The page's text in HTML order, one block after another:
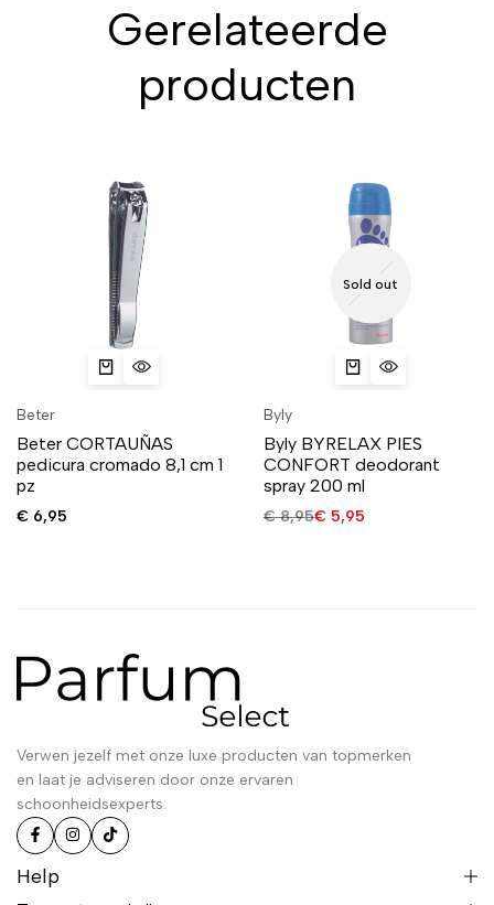
Gerelateerde
producten
Beter
Beter CORTAUÑAS
pedicura cromado 8,1 cm 1
pz
€ 6,95
Sold out
Byly
Byly BYRELAX PIES
CONFORT deodorant
spray 200 ml
€8,95€ 5,95
Verwen jezelf met onze luxe producten van topmerken
en laat je adviseren door onze ervaren
schoonheidsexperts.
Help